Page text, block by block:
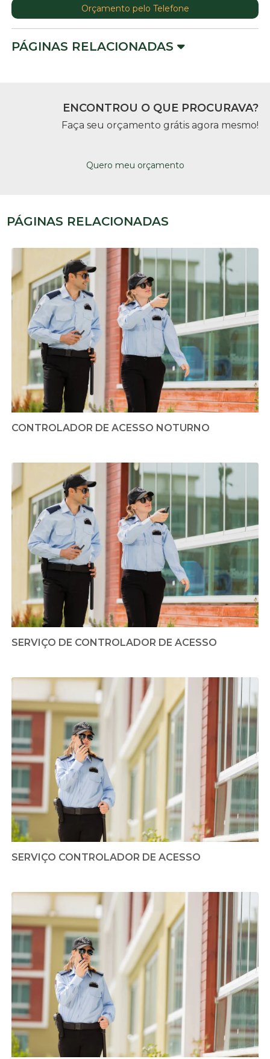
Orçamento pelo Telefone
PÁGINAS RELACIONADAS
ENCONTROU O QUE PROCURAVA?
Faça seu orçamento grátis agora mesmo!
Quero meu orçamento
PÁGINAS RELACIONADAS
CONTROLADOR DE ACESSO NOTURNO
SERVIÇO DE CONTROLADOR DE ACESSO
SERVIÇO CONTROLADOR DE ACESSO